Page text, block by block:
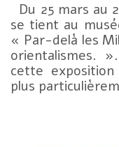
Du 25 mars au
se tient au
« Par-delà les
orientalismes.
cette
plus